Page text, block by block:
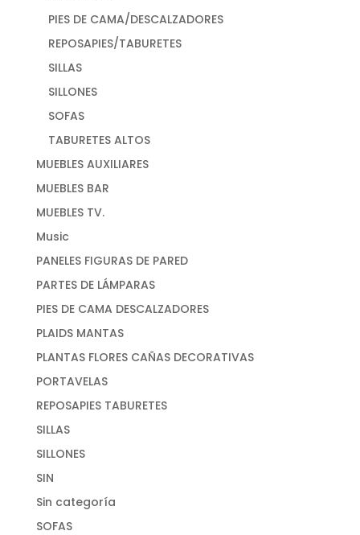
PIES DE CAMA/DESCALZADORES
REPOSAPIES/TABURETES
SILLAS
SILLONES
SOFAS
TABURETES ALTOS
MUEBLES AUXILIARES
MUEBLES BAR
MUEBLES TV.
Music
PANELES FIGURAS DE PARED
PARTES DE LÁMPARAS
PIES DE CAMA DESCALZADORES
PLAIDS MANTAS
PLANTAS FLORES CAÑAS DECORATIVAS
PORTAVELAS
REPOSAPIES TABURETES
SILLAS
SILLONES
SIN
Sin categoría
SOFAS